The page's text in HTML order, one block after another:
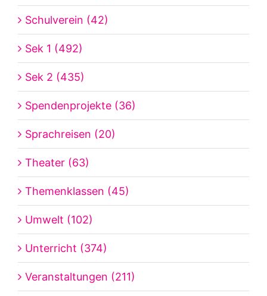
Schulverein (42)
Sek 1 (492)
Sek 2 (435)
Spendenprojekte (36)
Sprachreisen (20)
Theater (63)
Themenklassen (45)
Umwelt (102)
Unterricht (374)
Veranstaltungen (211)